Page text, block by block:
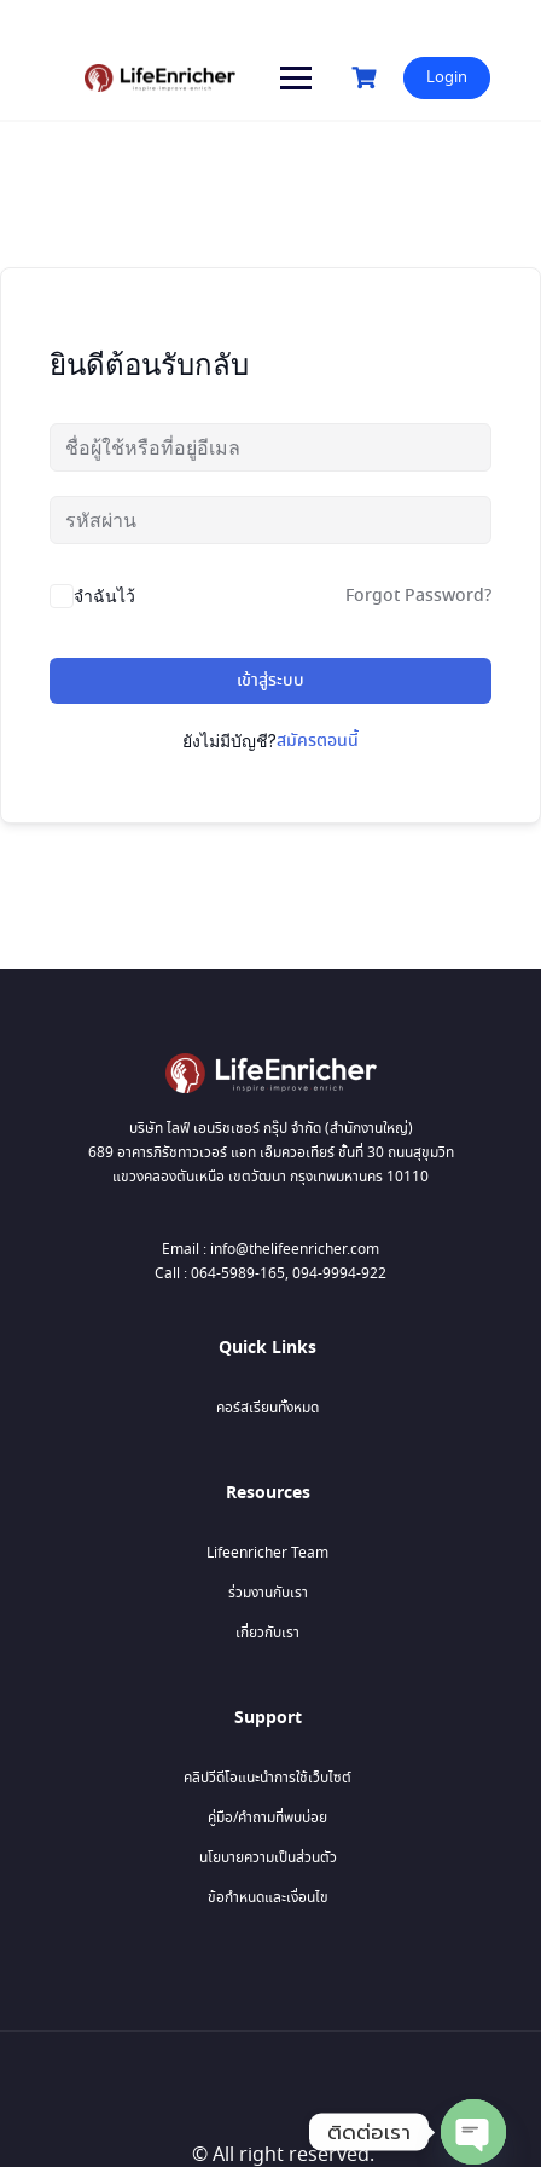
Login
ยินดีต้อนรับกลับ
จำฉันไว้ Forgot Password?
เข้าสู่ระบบ
ยังไม่มีบัญชี?สมัครตอนนี้
บริษัท ไลฟ์ เอนริชเชอร์ กรุ๊ป จำกัด (สำนักงานใหญ่)
689 อาคารภิรัชทาวเวอร์ แอท เอ็มควอเทียร์ ชั้นที่ 30 ถนนสุขุมวิท
แขวงคลองตันเหนือ เขตวัฒนา กรุงเทพมหานคร 10110
Email : info@thelifeenricher.com
Call : 064-5989-165, 094-9994-922
Quick Links
คอร์สเรียนทั้งหมด
Resources
Lifeenricher Team
ร่วมงานกับเรา
เกี่ยวกับเรา
Support
คลิปวีดีโอแนะนำการใช้เว็บไซต์
คู่มือ/คำถามที่พบบ่อย
นโยบายความเป็นส่วนตัว
ข้อกำหนดและเงื่อนไข
© All right reserved.
ติดต่อเรา